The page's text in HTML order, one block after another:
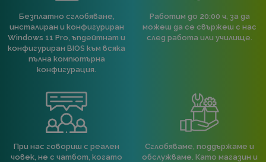
Безплатно сглобяване,
инсталиран и конфигуриран
Windows 11 Pro, ъпдейтнат и
конфигуриран BIOS към всяка
пълна компютърна
конфигурация.
Работим до 20:00 ч, за да
можеш да се свържеш с нас
след работа или училище.
При нас говориш с реален
човек, не с чатбот, когато
Сглобяваме, поддържаме и
обслужваме. Като магазин и